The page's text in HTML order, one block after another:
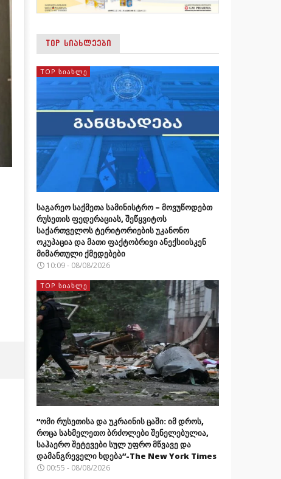
TOP ᲡᲘᲐᲮᲚᲔᲔᲑᲘ
TOP ᲡᲘᲐᲮᲚᲔ
საგარეო საქმეთა სამინისტრო – მოვუწოდებთ
რუსეთის ფედერაციას, შეწყვიტოს
საქართველოს ტერიტორიების უკანონო
ოკუპაცია და მათი ფაქტობრივი ანექსიისკენ
მიმართული ქმედებები
10:09 - 08/08/2026
TOP ᲡᲘᲐᲮᲚᲔ
“ომი რუსეთისა და უკრაინის ცაში: იმ დროს,
როცა სახმელეთო ბრძოლები შენელებულია,
საჰაერო შეტევები სულ უფრო მწვავე და
დამანგრეველი ხდება”-The New York Times
00:55 - 08/08/2026